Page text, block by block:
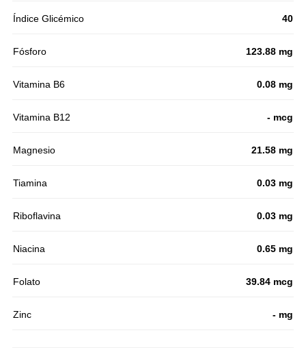
Índice Glicémico 40
Fósforo 123.88 mg
Vitamina B6 0.08 mg
Vitamina B12 - mcg
Magnesio 21.58 mg
Tiamina 0.03 mg
Riboflavina 0.03 mg
Niacina 0.65 mg
Folato 39.84 mcg
Zinc - mg